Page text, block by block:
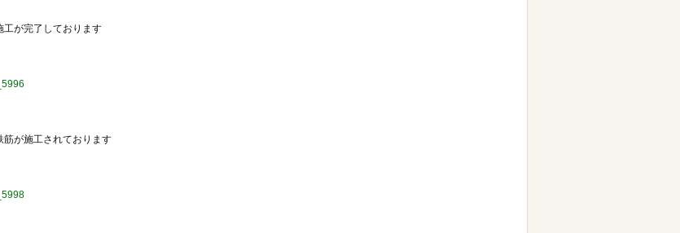
工が完了しております
筋が施工されております